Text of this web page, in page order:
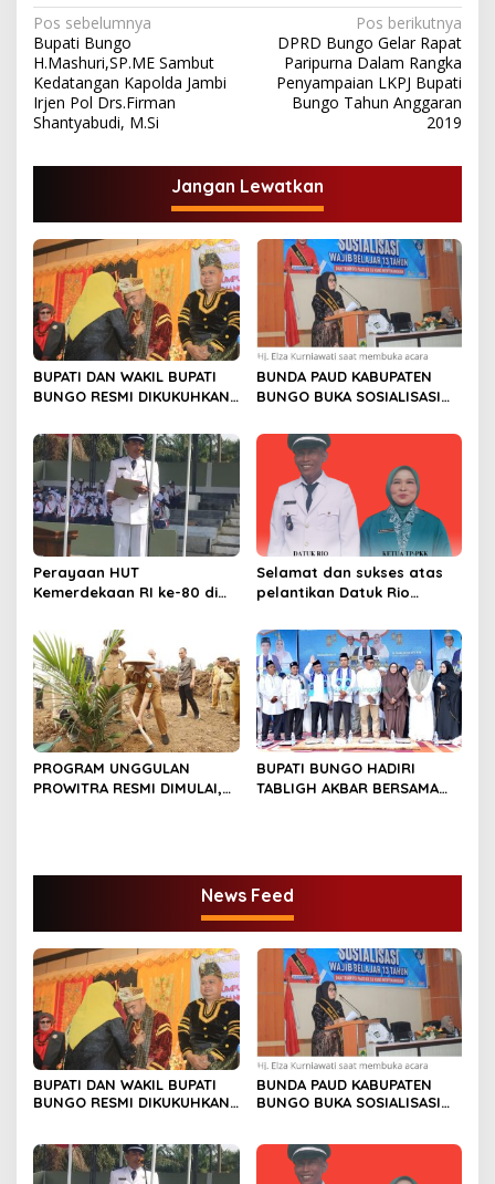
I
a
.
N
a
v
i
s
i
p
o
s
Pos sebelumnya
Bupati Bungo
H.Mashuri,SP.ME Sambut
Kedatangan Kapolda Jambi
Irjen Pol Drs.Firman
Shantyabudi, M.Si
Pos berikutnya
DPRD Bungo Gelar Rapat
Paripurna Dalam Rangka
Penyampaian LKPJ Bupati
Bungo Tahun Anggaran
2019
Jangan Lewatkan
BUPATI DAN WAKIL BUPATI
BUNGO RESMI DIKUKUHKAN
BUNDO KANDUNG
BUNDA PAUD KABUPATEN
BUNGO BUKA SOSIALISASI
Perayaan HUT
Kemerdekaan RI ke-80 di
Selamat dan sukses atas
pelantikan Datuk Rio
PROGRAM UNGGULAN
PROWITRA RESMI DIMULAI,
BUPATI BUNGO HADIRI
TABLIGH AKBAR BERSAMA
News Feed
BUPATI DAN WAKIL BUPATI
BUNGO RESMI DIKUKUHKAN
BUNDA PAUD KABUPATEN
BUNGO BUKA SOSIALISASI